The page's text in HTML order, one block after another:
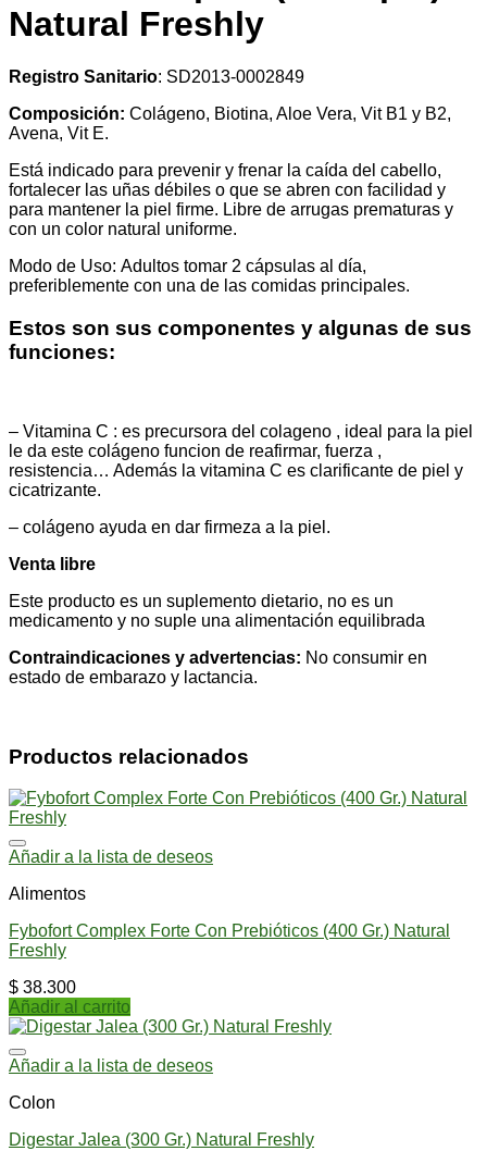
Natural Freshly
Registro Sanitario: SD2013-0002849
Composición: Colágeno, Biotina, Aloe Vera, Vit B1 y B2,
Avena, Vit E.
Está indicado para prevenir y frenar la caída del cabello,
fortalecer las uñas débiles o que se abren con facilidad y
para mantener la piel firme. Libre de arrugas prematuras y
con un color natural uniforme.
Modo de Uso: Adultos tomar 2 cápsulas al día,
preferiblemente con una de las comidas principales.
Estos son sus componentes y algunas de sus
funciones:
– Vitamina C : es precursora del colageno , ideal para la piel
le da este colágeno funcion de reafirmar, fuerza ,
resistencia… Además la vitamina C es clarificante de piel y
cicatrizante.
– colágeno ayuda en dar firmeza a la piel.
Venta libre
Este producto es un suplemento dietario, no es un
medicamento y no suple una alimentación equilibrada
Contraindicaciones y advertencias: No consumir en
estado de embarazo y lactancia.
Productos relacionados
Añadir a la lista de deseos
Alimentos
Fybofort Complex Forte Con Prebióticos (400 Gr.) Natural
Freshly
$ 38.300
Añadir al carrito
Añadir a la lista de deseos
Colon
Digestar Jalea (300 Gr.) Natural Freshly